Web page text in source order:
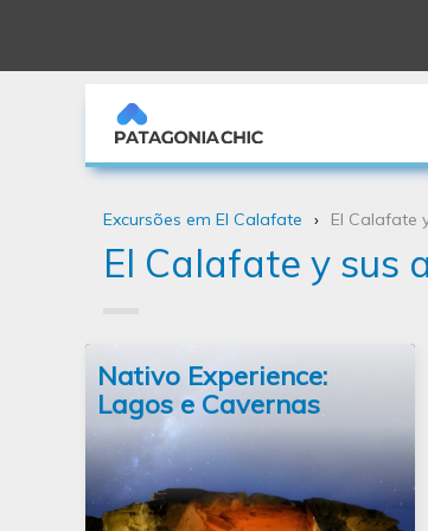
Excursões em El Calafate El Calafate
El Calafate y sus
Nativo Experience:
Lagos e Cavernas
abordagem antropológica e